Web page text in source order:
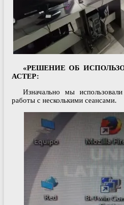
«РЕШЕНИЕ ОБ
АСТЕР:
Изначально мы
работы с несколькими сеансами.